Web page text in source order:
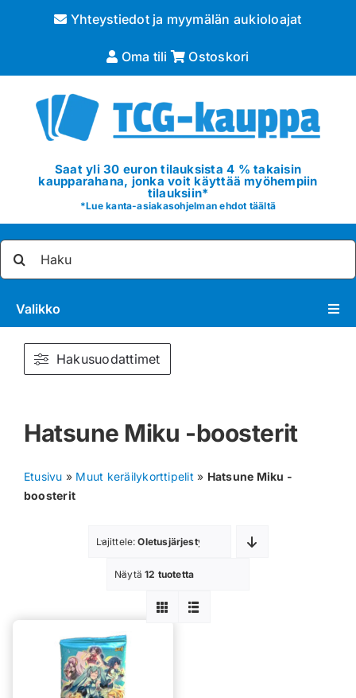
Yhteystiedot ja myymälän aukioloajat
Oma tili Ostoskori
Saat yli 30 euron tilauksista 4 % takaisin
kaupparahana, jonka voit käyttää myöhempiin
tilauksiin*
*Lue kanta-asiakasohjelman ehdot täältä
Valikko
Pokémon
Tarvikkeet
Greidatut kortit
Greidauspalvelu
Hatsune Miku -boosterit
Etusivu » Muut keräilykorttipelit » Hatsune Miku -
boosterit
Lajittele:Oletusjärjestys
Näytä12 tuotetta
Hakusuodattimet